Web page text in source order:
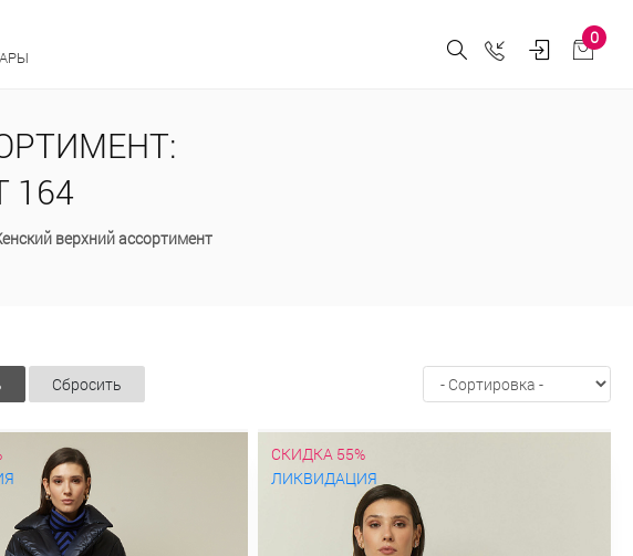
0
164
верхний ассортимент
Сбросить
СКИДКА 55%
ЛИКВИДАЦИЯ